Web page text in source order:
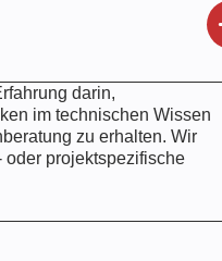
darin,
im technischen Wissen
zu erhalten. Wir
oder projektspezifische